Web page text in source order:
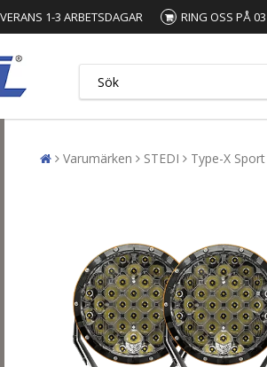
1-3 ARBETSDAGAR RING OSS PÅ
Varumärken STEDI Type-X